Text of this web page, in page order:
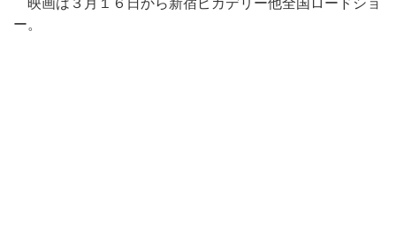
映画は３月１６日から新宿ピカデリー他全国ロードショ
ー。